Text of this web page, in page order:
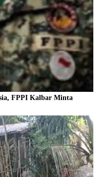
FPPI Kalbar Minta